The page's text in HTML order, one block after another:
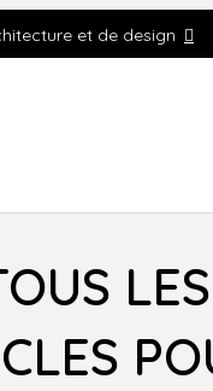
et de design
LES